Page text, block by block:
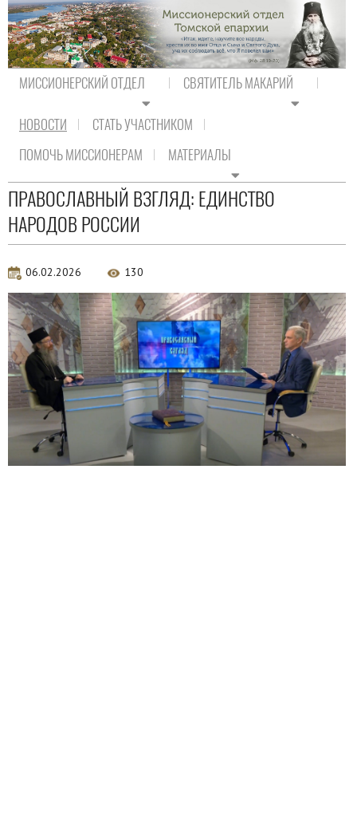
МИССИОНЕРСКИЙ ОТДЕЛ СВЯТИТЕЛЬ МАКАРИЙ
НОВОСТИ
СТАТЬ УЧАСТНИКОМ
ПОМОЧЬ МИССИОНЕРАМ
МАТЕРИАЛЫ
Новости епархии
ПРАВОСЛАВНЫЙ ВЗГЛЯД: ЕДИНСТВО
НАРОДОВ РОССИИ
06.02.2026 130